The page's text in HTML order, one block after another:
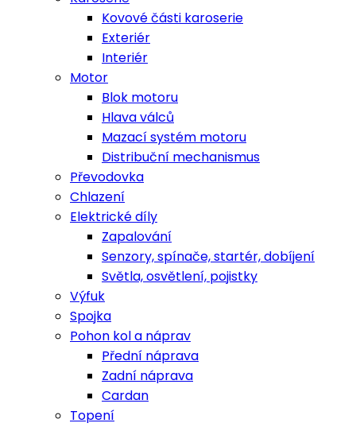
Kovové části karoserie
Exteriér
Interiér
Motor
Blok motoru
Hlava válců
Mazací systém motoru
Distribuční mechanismus
Převodovka
Chlazení
Elektrické díly
Zapalování
Senzory, spínače, startér, dobíjení
Světla, osvětlení, pojistky
Výfuk
Spojka
Pohon kol a náprav
Přední náprava
Zadní náprava
Cardan
Topení